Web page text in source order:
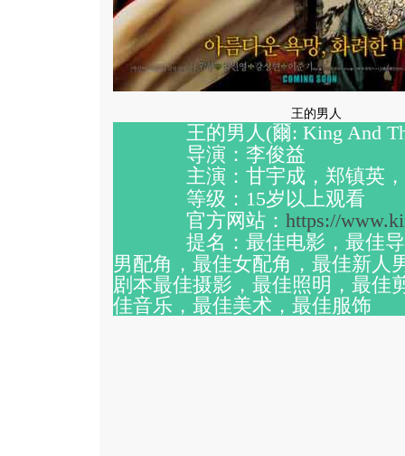
王的男人
王的男人(爾: King And
导演：李俊益
主演：甘宇成，郑镇英
等级： 15岁以上观看
官方网站： https://
提名：最佳电影，最佳
男配角，最佳女配角，最佳新人
剧本最佳摄影，最佳照明，最佳
佳音乐，最佳美术，最佳服饰